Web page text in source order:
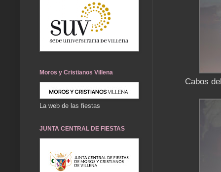
Cabos
Moros y Cristianos Villena
La web de las fiestas
JUNTA CENTRAL DE FIESTAS